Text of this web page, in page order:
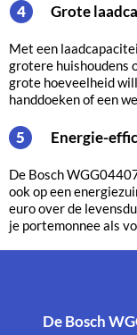
4 Grote
Met een
grotere huishoudens
grote hoeveelheid
handdoeken of een
5 Energie-
De Bosch
ook op een
euro over de
je portemonnee als
De Bosch WGG04407NL: krachtig, efficiënt en